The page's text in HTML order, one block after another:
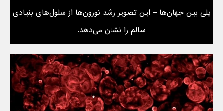
پلی بین جهان‌ها – این تصویر رشد نورون‌ها از سلول‌های بنیادی
سالم را نشان می‌دهد.